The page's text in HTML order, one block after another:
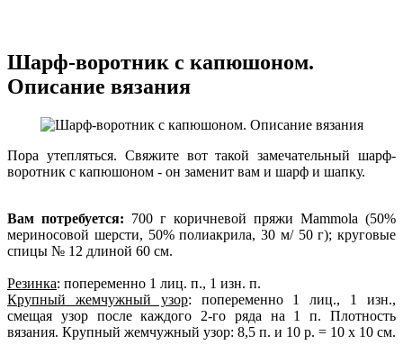
Шарф-воротник с капюшоном.
Описание вязания
Пора утепляться. Свяжите вот такой замечательный шарф-
воротник с капюшоном - он заменит вам и шарф и шапку.
Вам потребуется: 700 г коричневой пряжи Mammola (50%
мериносовой шерсти, 50% полиакрила, 30 м/ 50 г); круговые
спицы № 12 длиной 60 см.
Резинка: попеременно 1 лиц. п., 1 изн. п.
Крупный жемчужный узор: попеременно 1 лиц., 1 изн.,
смещая узор после каждого 2-го ряда на 1 п. Плотность
вязания. Крупный жемчужный узор: 8,5 п. и 10 р. = 10 х 10 см.